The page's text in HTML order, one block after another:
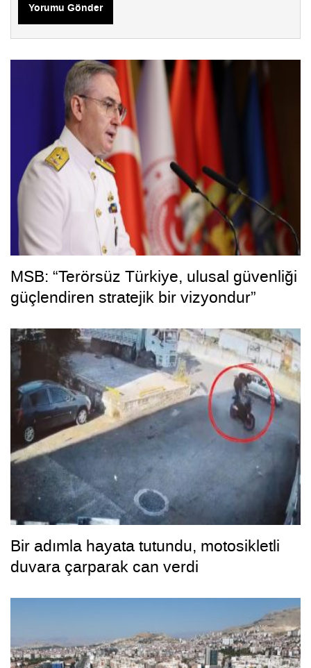
Yorumu Gönder
MSB: “Terörsüz Türkiye, ulusal güvenliği
güçlendiren stratejik bir vizyondur”
Bir adımla hayata tutundu, motosikletli
duvara çarparak can verdi